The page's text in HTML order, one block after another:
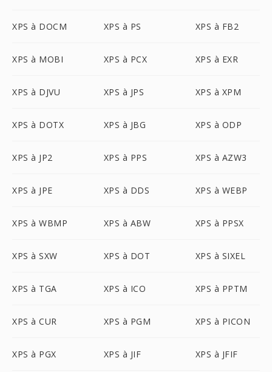
XPS à DOCM XPS à PS XPS à FB2
XPS à MOBI XPS à PCX XPS à EXR
XPS à DJVU XPS à JPS XPS à XPM
XPS à DOTX XPS à JBG XPS à ODP
XPS à JP2 XPS à PPS XPS à AZW3
XPS à JPE XPS à DDS XPS à WEBP
XPS à WBMP XPS à ABW XPS à PPSX
XPS à SXW XPS à DOT XPS à SIXEL
XPS à TGA XPS à ICO XPS à PPTM
XPS à CUR XPS à PGM XPS à PICON
XPS à PGX XPS à JIF XPS à JFIF